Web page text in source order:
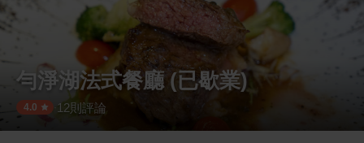
勻淨湖法式餐廳 (已歇業)
4.0 12則評論